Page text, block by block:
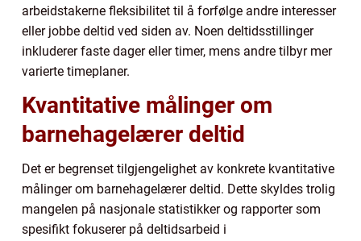
arbeidstakerne fleksibilitet til å forfølge andre interesser
eller jobbe deltid ved siden av. Noen deltidsstillinger
inkluderer faste dager eller timer, mens andre tilbyr mer
varierte timeplaner.
Kvantitative målinger om
barnehagelærer deltid
Det er begrenset tilgjengelighet av konkrete kvantitative
målinger om barnehagelærer deltid. Dette skyldes trolig
mangelen på nasjonale statistikker og rapporter som
spesifikt fokuserer på deltidsarbeid i